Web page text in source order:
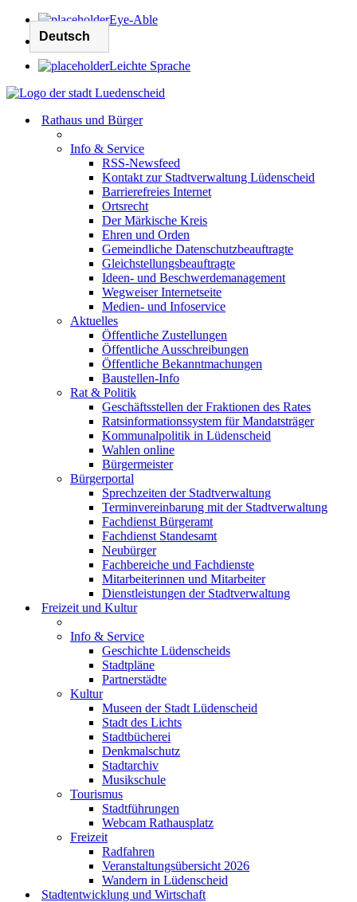
Eye-Able
Leichte Sprache
Rathaus und Bürger
Info & Service
RSS-Newsfeed
Kontakt zur Stadtverwaltung Lüdenscheid
Barrierefreies Internet
Ortsrecht
Der Märkische Kreis
Ehren und Orden
Gemeindliche Datenschutzbeauftragte
Gleichstellungsbeauftragte
Ideen- und Beschwerdemanagement
Wegweiser Internetseite
Medien- und Infoservice
Aktuelles
Öffentliche Zustellungen
Öffentliche Ausschreibungen
Öffentliche Bekanntmachungen
Baustellen-Info
Rat & Politik
Geschäftsstellen der Fraktionen des Rates
Ratsinformationssystem für Mandatsträger
Kommunalpolitik in Lüdenscheid
Wahlen online
Bürgermeister
Bürgerportal
Sprechzeiten der Stadtverwaltung
Terminvereinbarung mit der Stadtverwaltung
Fachdienst Bürgeramt
Fachdienst Standesamt
Neubürger
Fachbereiche und Fachdienste
Mitarbeiterinnen und Mitarbeiter
Dienstleistungen der Stadtverwaltung
Freizeit und Kultur
Info & Service
Geschichte Lüdenscheids
Stadtpläne
Partnerstädte
Kultur
Museen der Stadt Lüdenscheid
Stadt des Lichts
Stadtbücherei
Denkmalschutz
Stadtarchiv
Musikschule
Tourismus
Stadtführungen
Webcam Rathausplatz
Freizeit
Radfahren
Veranstaltungsübersicht 2026
Wandern in Lüdenscheid
Stadtentwicklung und Wirtschaft